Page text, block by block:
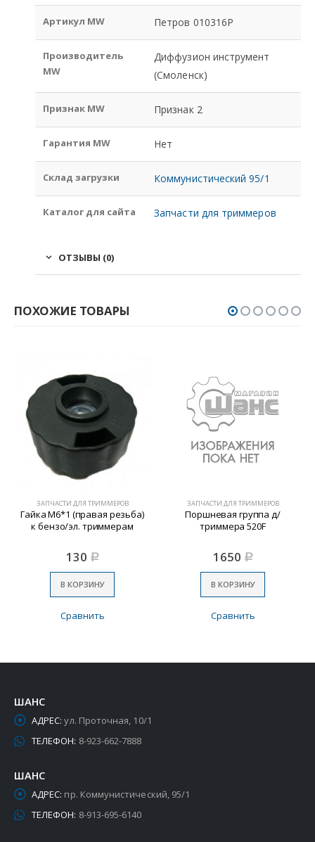
Артикул MW Петров 010316P
Производитель
MW
Диффузион инструмент
(Смоленск)
Признак MW Признак 2
Гарантия MW Нет
Склад загрузки Коммунистический 95/1
Каталог для сайта Запчасти для триммеров
ОТЗЫВЫ (0)
ПОХОЖИЕ ТОВАРЫ
ЗАПЧАСТИ ДЛЯ ТРИММЕРОВ
Гайка М6*1 (правая резьба)
к бензо/эл. триммерам
130 Р
В КОРЗИНУ
Сравнить
ЗАПЧАСТИ ДЛЯ ТРИММЕРОВ
Поршневая группа д/
триммера 520F
1650 Р
В КОРЗИНУ
Сравнить
ШАНС
АДРЕС: ул. Проточная, 10/1
ТЕЛЕФОН: 8-923-662-7888
ШАНС
АДРЕС: пр. Коммунистический, 95/1
ТЕЛЕФОН: 8-913-695-6140